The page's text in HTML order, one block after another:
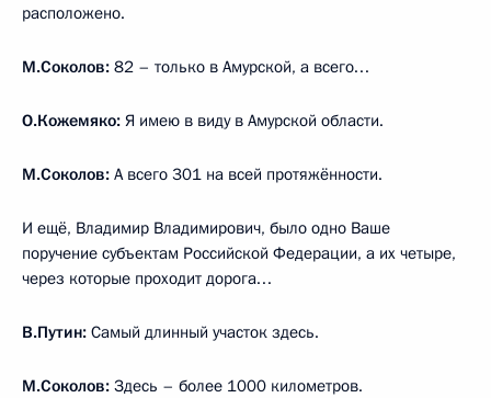
расположено.
М.Соколов: 82 – только в Амурской, а всего…
О.Кожемяко: Я имею в виду в Амурской области.
М.Соколов: А всего 301 на всей протяжённости.
И ещё, Владимир Владимирович, было одно Ваше
поручение субъектам Российской Федерации, а их четыре,
через которые проходит дорога…
В.Путин: Самый длинный участок здесь.
М.Соколов: Здесь – более 1000 километров.